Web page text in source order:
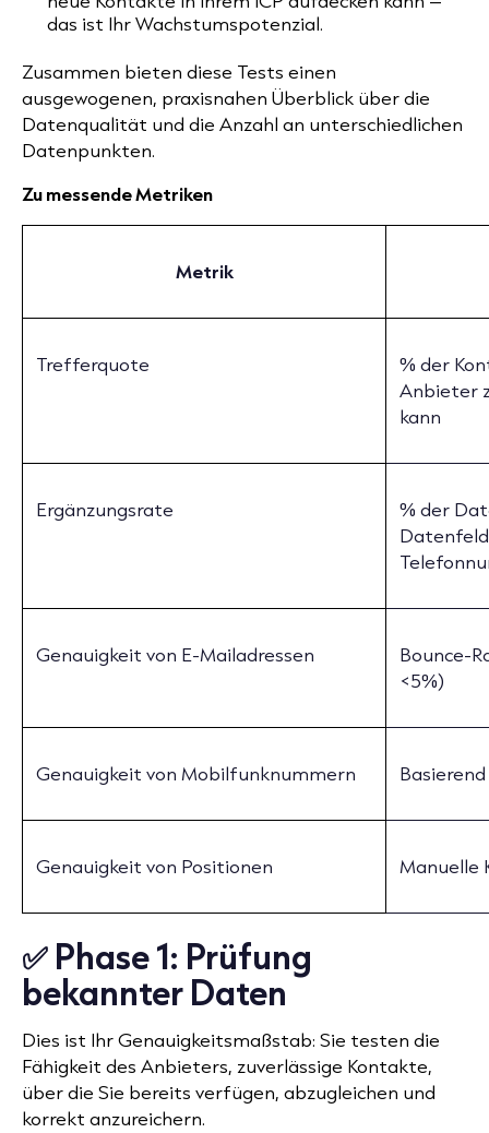
das ist Ihr Wachstumspotenzial.
Zusammen bieten diese Tests einen
ausgewogenen, praxisnahen Überblick über die
Datenqualität und die Anzahl an unterschiedlichen
Datenpunkten.
Zu messende Metriken
Metrik
Trefferquote
% der
Anbieter
kann
Ergänzungsrate
% der
Genauigkeit von E-Mailadressen
Bounce-
<5%)
Genauigkeit von Mobilfunknummern
Genauigkeit von Positionen Manuelle
✅ Phase 1: Prüfung
bekannter Daten
Dies ist Ihr Genauigkeitsmaßstab: Sie testen die
Fähigkeit des Anbieters, zuverlässige Kontakte,
über die Sie bereits verfügen, abzugleichen und
korrekt anzureichern.